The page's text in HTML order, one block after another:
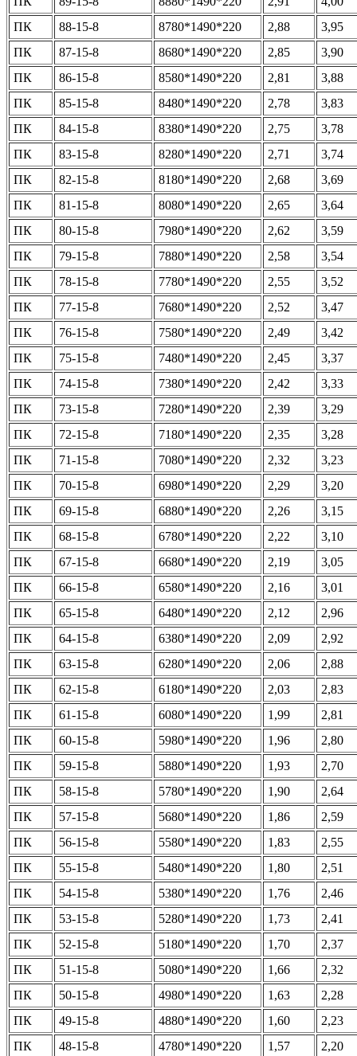
ПК
88-15-8 8780*1490*220 2,88
3,95
ПК
87-15-8 8680*1490*220 2,85
3,90
ПК
86-15-8 8580*1490*220 2,81
3,88
ПК
85-15-8 8480*1490*220 2,78
3,83
ПК
84-15-8 8380*1490*220 2,75
3,78
ПК
83-15-8 8280*1490*220 2,71
3,74
ПК
82-15-8 8180*1490*220 2,68
3,69
ПК
81-15-8 8080*1490*220 2,65
3,64
ПК
80-15-8 7980*1490*220 2,62
3,59
ПК
79-15-8 7880*1490*220 2,58
3,54
ПК
78-15-8 7780*1490*220 2,55
3,52
ПК
77-15-8 7680*1490*220 2,52
3,47
ПК
76-15-8 7580*1490*220 2,49
3,42
ПК
75-15-8 7480*1490*220 2,45
3,37
ПК
74-15-8 7380*1490*220 2,42
3,33
ПК
73-15-8 7280*1490*220 2,39
3,29
ПК
72-15-8 7180*1490*220 2,35
3,28
ПК
71-15-8 7080*1490*220 2,32
3,23
ПК
70-15-8 6980*1490*220 2,29
3,20
ПК
69-15-8 6880*1490*220 2,26
3,15
ПК
68-15-8 6780*1490*220 2,22
3,10
ПК
67-15-8 6680*1490*220 2,19
3,05
ПК
66-15-8 6580*1490*220 2,16
3,01
ПК
65-15-8 6480*1490*220 2,12
2,96
ПК
64-15-8 6380*1490*220 2,09
2,92
ПК
63-15-8 6280*1490*220 2,06
2,88
ПК
62-15-8 6180*1490*220 2,03
2,83
ПК
61-15-8 6080*1490*220 1,99
2,81
ПК
60-15-8 5980*1490*220 1,96
2,80
ПК
59-15-8 5880*1490*220 1,93
2,70
ПК
58-15-8 5780*1490*220 1,90
2,64
ПК
57-15-8 5680*1490*220 1,86
2,59
ПК
56-15-8 5580*1490*220 1,83
2,55
ПК
55-15-8 5480*1490*220 1,80
2,51
ПК
54-15-8 5380*1490*220 1,76
2,46
ПК
53-15-8 5280*1490*220 1,73
2,41
ПК
52-15-8 5180*1490*220 1,70
2,37
ПК
51-15-8 5080*1490*220 1,66
2,32
ПК
50-15-8 4980*1490*220 1,63
2,28
ПК
49-15-8 4880*1490*220 1,60
2,23
ПК
48-15-8 4780*1490*220 1,57
2,20